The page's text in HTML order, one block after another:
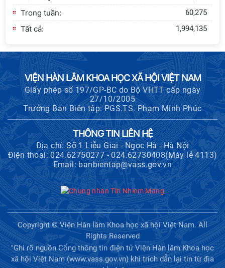
Trong tuần: 60,275
Tất cả: 1,994,135
VIỆN HÀN LÂM KHOA HỌC XÃ HỘI VIỆT NAM
Giấy phép số 197/GP-BC do Bộ VHTT cấp ngày
27/10/2005
Trưởng Ban Biên tập: PGS.TS. Phạm Minh Phúc
THÔNG TIN LIÊN HỆ
Địa chỉ: Số 1 Liễu Giai - Ngọc Hà - Hà Nội
Điện thoại: 024.62750277 - 024.62730408(Máy lẻ 4113)
Email: banbientap@vass.gov.vn
Copyright © Viện Hàn lâm Khoa học xã hội Việt Nam. All
Rights Reserved
"Ghi rõ nguồn Cổng thông tin điện tử Viện Hàn lâm Khoa học
xã hội Việt Nam (www.vass.gov.vn) khi trích dẫn lại tin từ địa